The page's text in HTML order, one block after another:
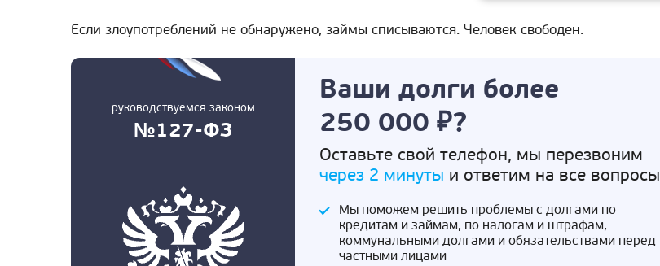
Если злоупотреблений не обнаружено, займы списываются. Человек свободен.
руководствуемся законом
№127-ФЗ
Ваши долги более
250 000 ₽?
Оставьте свой телефон, мы перезвоним
через 2 минуты и ответим на все вопросы
Мы поможем решить проблемы с долгами по
кредитам и займам, по налогам и штрафам,
коммунальными долгами и обязательствами перед
частными лицами